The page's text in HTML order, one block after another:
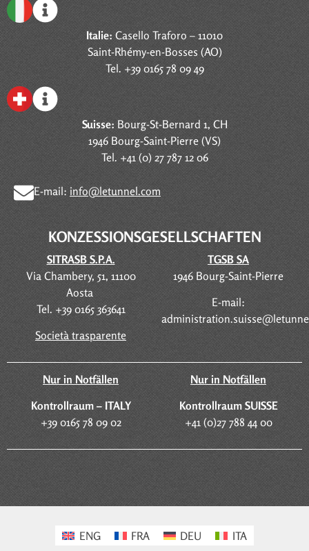
Italie: Casello Traforo – 11010
Saint-Rhémy-en-Bosses (AO)
Tel. +39 0165 78 09 49
Suisse: Bourg-St-Bernard 1, CH
1946 Bourg-Saint-Pierre (VS)
Tel. +41 (0) 27 787 12 06
E-mail: info@letunnel.com
KONZESSIONSGESELLSCHAFTEN
SITRASB S.P.A.
Via Chambery, 51, 11100
Aosta
Tel. +39 0165 363641
Società trasparente
TGSB SA
1946 Bourg-Saint-Pierre
E-mail:
Nur in Notfällen
Kontrollraum – ITALY
+39 0165 78 09 02
Nur in Notfällen
Kontrollraum SUISSE
+41 (0)27 788 44 00
ENG FRA DEU ITA